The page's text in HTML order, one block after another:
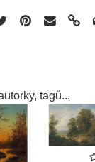
tagů...